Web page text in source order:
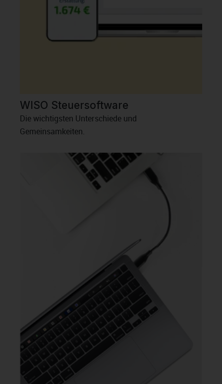
WISO Steuersoftware
Die wichtigsten Unterschiede und
Gemeinsamkeiten.